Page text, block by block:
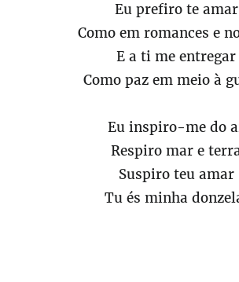
Eu prefiro te amar
Como em romances e
E a ti me entregar
Como paz em meio à
Eu inspiro-me do
Respiro mar e
Suspiro teu amar
Tu és minha